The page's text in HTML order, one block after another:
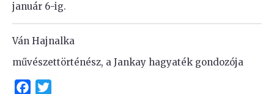
január 6-ig.
Ván Hajnalka
művészettörténész, a Jankay hagyaték gondozója
Facebook